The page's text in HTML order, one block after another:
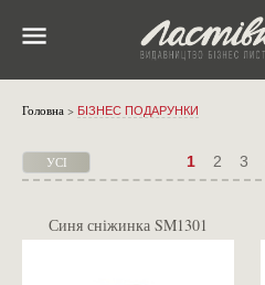
Головна > БІЗНЕС ПОДАРУНКИ
1 2 3
УСІ
НА
СТОРІНЦІ
Синя сніжинка SM1301